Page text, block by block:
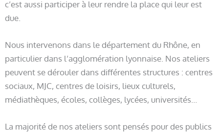
c’est aussi participer à leur rendre la place qui leur est
due.
Nous intervenons dans le département du Rhône, en
particulier dans l’agglomération lyonnaise. Nos ateliers
peuvent se dérouler dans différentes structures : centres
sociaux, MJC, centres de loisirs, lieux culturels,
médiathèques, écoles, collèges, lycées, universités…
La majorité de nos ateliers sont pensés pour des publics